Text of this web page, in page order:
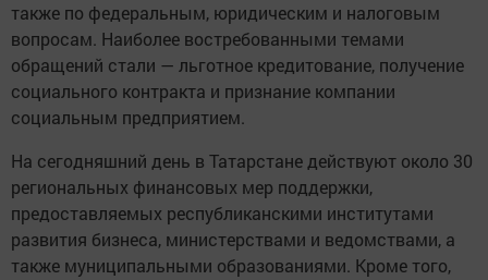
также по федеральным, юридическим и налоговым
вопросам. Наиболее востребованными темами
обращений стали — льготное кредитование, получение
социального контракта и признание компании
социальным предприятием.
На сегодняшний день в Татарстане действуют около 30
региональных финансовых мер поддержки,
предоставляемых республиканскими институтами
развития бизнеса, министерствами и ведомствами, а
также муниципальными образованиями. Кроме того,